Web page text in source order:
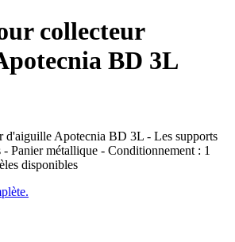
collecteur
BD 3L
d'aiguille Apotecnia BD 3L - Les supports
Panier métallique - Conditionnement : 1
disponibles